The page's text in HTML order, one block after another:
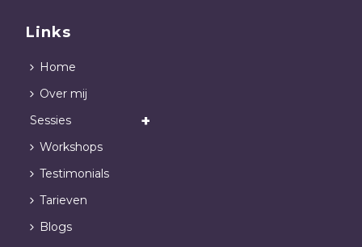
Links
Home
Over mij
Sessies
Workshops
Testimonials
Tarieven
Blogs